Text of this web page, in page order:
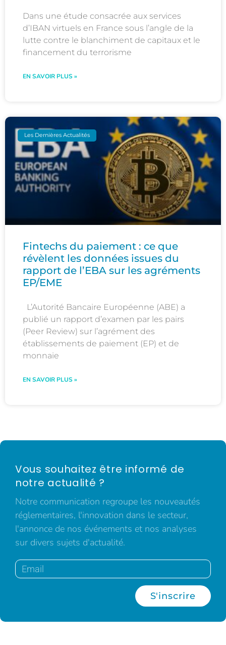
Dans une étude consacrée aux services
d’IBAN virtuels en France sous l’angle de la
lutte contre le blanchiment de capitaux et le
financement du terrorisme
EN SAVOIR PLUS »
Les Dernières Actualités
Fintechs du paiement : ce que
révèlent les données issues du
rapport de l’EBA sur les agréments
EP/EME
L’Autorité Bancaire Européenne (ABE) a
publié un rapport d’examen par les pairs
(Peer Review) sur l’agrément des
établissements de paiement (EP) et de
monnaie
EN SAVOIR PLUS »
Vous souhaitez être informé de
notre actualité ?
Notre communication regroupe les nouveautés
réglementaires, l'innovation dans le secteur,
l'annonce de nos événements et nos analyses
sur divers sujets d'actualité.
S'inscrire